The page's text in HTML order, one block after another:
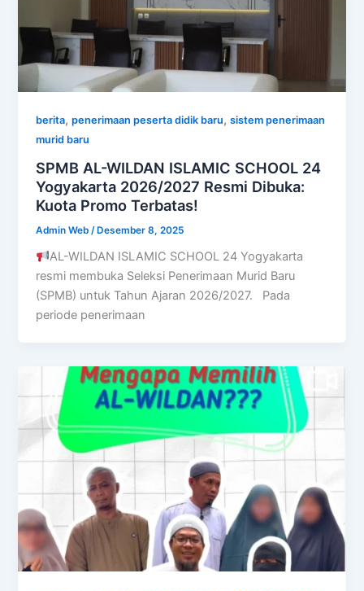
berita,penerimaan peserta didik baru,sistem penerimaan
murid baru
SPMB AL-WILDAN ISLAMIC SCHOOL 24
Yogyakarta 2026/2027 Resmi Dibuka:
Kuota Promo Terbatas!
Admin Web /Desember 8, 2025
AL-WILDAN ISLAMIC SCHOOL 24 Yogyakarta
resmi membuka Seleksi Penerimaan Murid Baru
(SPMB) untuk Tahun Ajaran 2026/2027. Pada
periode penerimaan